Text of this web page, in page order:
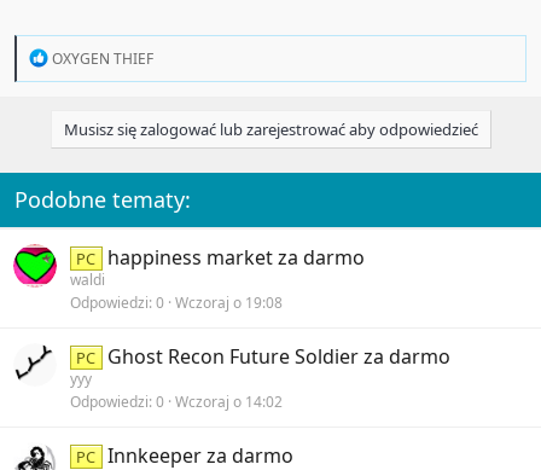
R
i
o
n
s
:
OXYGEN THIEF
Musisz się zalogować lub zarejestrować aby odpowiedzieć
Podobne tematy:
PC happiness market za darmo
waldi
Odpowiedzi 0 Wczoraj o 19:08
PC Ghost Recon Future Soldier za darmo
yyy
Odpowiedzi 0 Wczoraj o 14:02
PC Innkeeper za darmo